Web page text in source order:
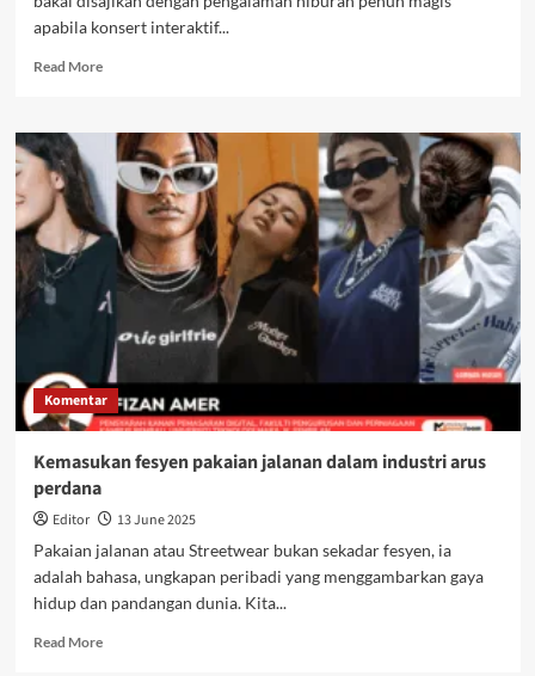
apabila konsert interaktif...
Read More
Komentar
Kemasukan fesyen pakaian jalanan dalam industri arus
perdana
Editor
13 June 2025
Pakaian jalanan atau Streetwear bukan sekadar fesyen, ia
adalah bahasa, ungkapan peribadi yang menggambarkan gaya
hidup dan pandangan dunia. Kita...
Read More